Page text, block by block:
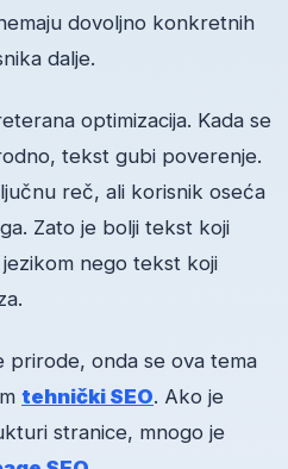
dovoljno konkretnih
dalje.
optimizacija. Kada se
tekst gubi poverenje.
reč, ali korisnik oseća
Zato je bolji tekst koji
nego tekst koji
onda se ova tema
tehnički SEO. Ako je
stranice, mnogo je